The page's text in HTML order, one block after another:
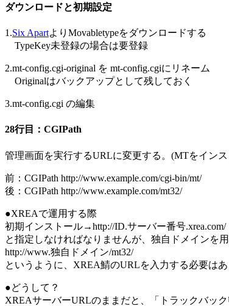
ダウンロードと初期設定
1.Six ApartよりMovabletypeをダウンロードする
TypeKey未登録の場合は要登録
2.mt-config.cgi-original を mt-config.cgiにリネーム
Originalはバックアップとして残しておく
3.mt-config.cgi の編集
28行目：CGIPath
管理画面を実行するURLに変更する。(MTをイン
前：CGIPath http://www.example.com/cgi-bin/mt/
後：CGIPath http://www.example.com/mt32/
●XREAで運用する際
初期インストール→http://ID.サーバー番号.xrea.com/
と指定しなければなりませんが、独自ドメインを
http://www.独自ドメイン/mt32/
というように、XREA鯖のURLを入力する必要はあ
●どうして？
XREAサーバーURLのままだと、「トラックバッ